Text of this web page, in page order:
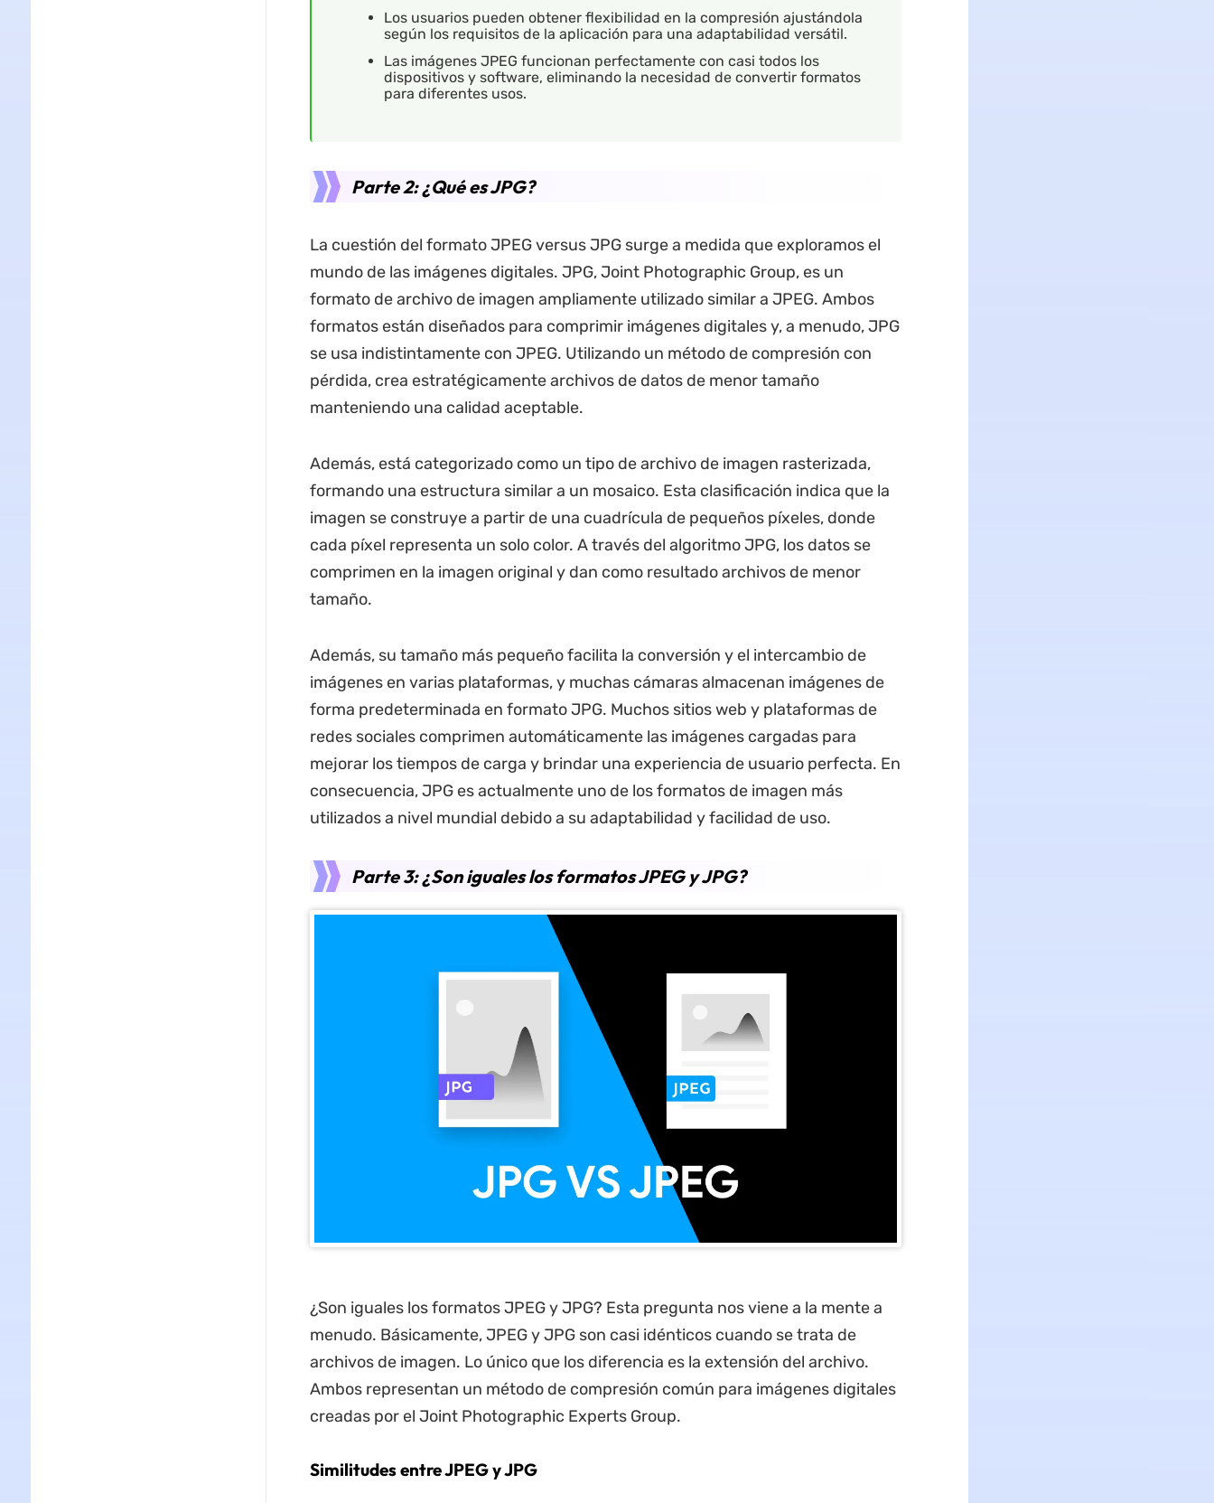
Los usuarios pueden obtener flexibilidad en la compresión ajustándola
según los requisitos de la aplicación para una adaptabilidad versátil.
Las imágenes JPEG funcionan perfectamente con casi todos los
dispositivos y software, eliminando la necesidad de convertir formatos
para diferentes usos.
Parte 2: ¿Qué es JPG?
La cuestión del formato JPEG versus JPG surge a medida que exploramos el
mundo de las imágenes digitales. JPG, Joint Photographic Group, es un
formato de archivo de imagen ampliamente utilizado similar a JPEG. Ambos
formatos están diseñados para comprimir imágenes digitales y, a menudo, JPG
se usa indistintamente con JPEG. Utilizando un método de compresión con
pérdida, crea estratégicamente archivos de datos de menor tamaño
manteniendo una calidad aceptable.
Además, está categorizado como un tipo de archivo de imagen rasterizada,
formando una estructura similar a un mosaico. Esta clasificación indica que la
imagen se construye a partir de una cuadrícula de pequeños píxeles, donde
cada píxel representa un solo color. A través del algoritmo JPG, los datos se
comprimen en la imagen original y dan como resultado archivos de menor
tamaño.
Además, su tamaño más pequeño facilita la conversión y el intercambio de
imágenes en varias plataformas, y muchas cámaras almacenan imágenes de
forma predeterminada en formato JPG. Muchos sitios web y plataformas de
redes sociales comprimen automáticamente las imágenes cargadas para
mejorar los tiempos de carga y brindar una experiencia de usuario perfecta. En
consecuencia, JPG es actualmente uno de los formatos de imagen más
utilizados a nivel mundial debido a su adaptabilidad y facilidad de uso.
Parte 3: ¿Son iguales los formatos JPEG y JPG?
¿Son iguales los formatos JPEG y JPG? Esta pregunta nos viene a la mente a
menudo. Básicamente, JPEG y JPG son casi idénticos cuando se trata de
archivos de imagen. Lo único que los diferencia es la extensión del archivo.
Ambos representan un método de compresión común para imágenes digitales
creadas por el Joint Photographic Experts Group.
Similitudes entre JPEG y JPG